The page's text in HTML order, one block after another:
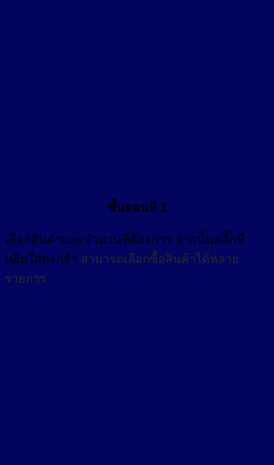
ขั้นตอนที่ 1
เลือกสินค้าและจำนวนที่ต้องการ จากนั้นคลิ๊กที่
หยิบใส่ตะกร้า สามารถเลือกซื้อสินค้าได้หลาย
รายการ